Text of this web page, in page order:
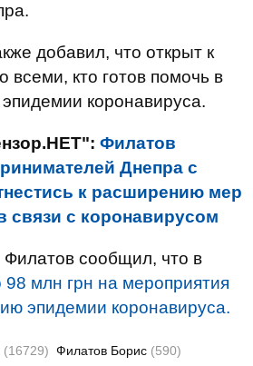
добавил, что открыт к
всеми, кто готов помочь в
коронавируса.
Филатов
Днепра с
к расширению мер
связи с коронавирусом
сообщил, что в
млн грн на мероприятия
эпидемии коронавируса.
(16729) Филатов Борис (590)